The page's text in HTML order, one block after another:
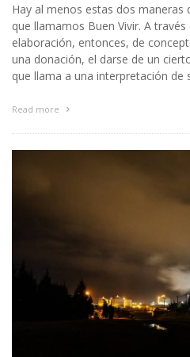
Hay al menos estas dos maneras
que llamamos Buen Vivir. A
elaboración, entonces, de
una donación, el darse de un
que llama a una interpretación de
Read more